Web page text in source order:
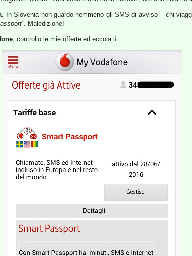
. In Slovenia non guardo nemmeno gli SMS di avviso – chi
. Maledizione!
; controllo le mie offerte ed eccola lì: